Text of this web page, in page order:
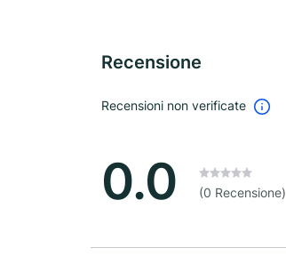
Recensione
Recensioni non verificate
0.0 (0 Recensione)